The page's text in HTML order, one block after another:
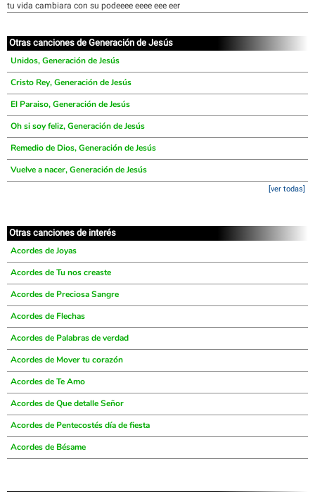
tu vida cambiara con su podeeee eeee eee eer
Otras canciones de Generación de Jesús
Unidos, Generación de Jesús
Cristo Rey, Generación de Jesús
El Paraiso, Generación de Jesús
Oh si soy feliz, Generación de Jesús
Remedio de Dios, Generación de Jesús
Vuelve a nacer, Generación de Jesús
[ver todas]
Otras canciones de interés
Acordes de Joyas
Acordes de Tu nos creaste
Acordes de Preciosa Sangre
Acordes de Flechas
Acordes de Palabras de verdad
Acordes de Mover tu corazón
Acordes de Te Amo
Acordes de Que detalle Señor
Acordes de Pentecostés día de fiesta
Acordes de Bésame